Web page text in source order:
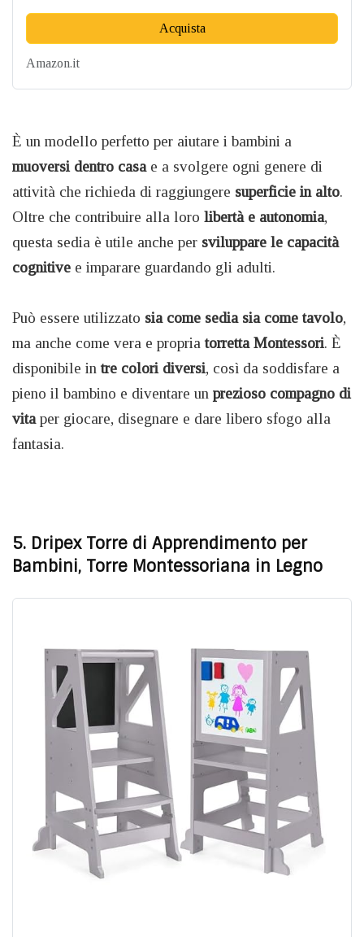
Acquista
Amazon.it
È un modello perfetto per aiutare i bambini a
muoversi dentro casae a svolgere ogni genere di
attività che richieda di raggiungere superficie in alto.
Oltre che contribuire alla loro libertà e autonomia,
questa sedia è utile anche per sviluppare le capacità
cognitive e imparare guardando gli adulti.
Può essere utilizzato sia come sedia sia come tavolo,
ma anche come vera e propria torretta Montessori. È
disponibile in tre colori diversi, così da soddisfare a
pieno il bambino e diventare un prezioso compagno di
vitaper giocare, disegnare e dare libero sfogo alla
fantasia.
5. Dripex Torre di Apprendimento per
Bambini, Torre Montessoriana in Legno